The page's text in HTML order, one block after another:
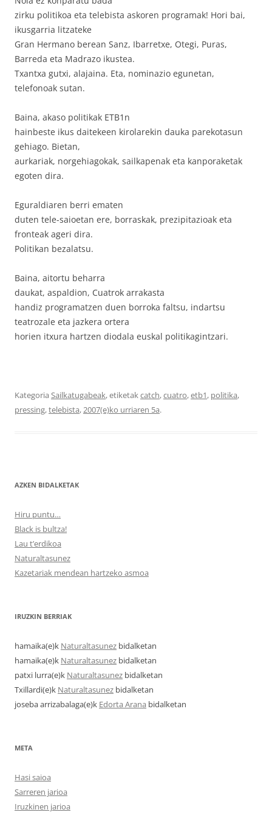
zirku politikoa eta telebista askoren programak! Hori bai,
ikusgarria litzateke
Gran Hermano berean Sanz, Ibarretxe, Otegi, Puras,
Barreda eta Madrazo ikustea.
Txantxa gutxi, alajaina. Eta, nominazio egunetan,
telefonoak sutan.
Baina, akaso politikak ETB1n
hainbeste ikus daitekeen kirolarekin dauka parekotasun
gehiago. Bietan,
aurkariak, norgehiagokak, sailkapenak eta kanporaketak
egoten dira.
Eguraldiaren berri ematen
duten tele-saioetan ere, borraskak, prezipitazioak eta
fronteak ageri dira.
Politikan bezalatsu.
Baina, aitortu beharra
daukat, aspaldion, Cuatrok arrakasta
handiz programatzen duen borroka faltsu, indartsu
teatrozale eta jazkera ortera
horien itxura hartzen diodala euskal politikagintzari.
Kategoria Sailkatugabeak, etiketak catch,cuatro,etb1, politika,
pressing,telebista, 2007(e)ko urriaren 5a.
AZKEN BIDALKETAK
Hiru puntu…
Black is bultza!
Lau t’erdikoa
Naturaltasunez
Kazetariak mendean hartzeko asmoa
IRUZKIN BERRIAK
hamaika(e)k Naturaltasunez bidalketan
hamaika(e)k Naturaltasunez bidalketan
patxi lurra(e)k Naturaltasunez bidalketan
Txillardi(e)k Naturaltasunez bidalketan
joseba arrizabalaga(e)k Edorta Arana bidalketan
META
Hasi saioa
Sarreren jarioa
Iruzkinen jarioa